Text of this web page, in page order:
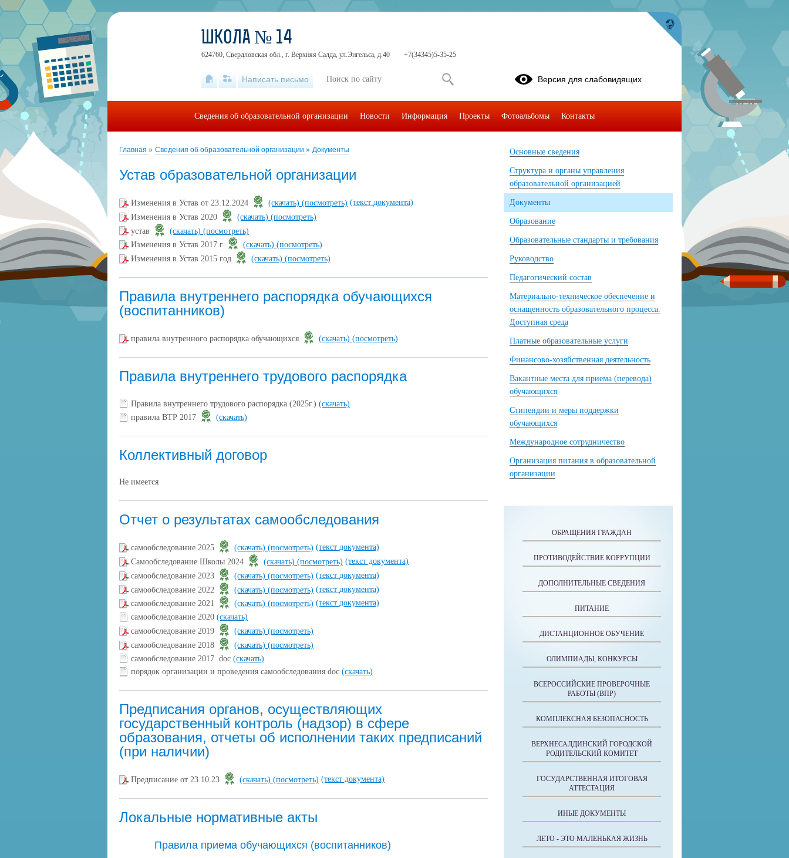
Главная » Сведения об образовательной организации » Документы
Устав образовательной организации
Изменения в Устав от 23.12.2024 (скачать) (посмотреть) (текст документа)
Изменения в Устав 2020
(скачать) (посмотреть)
устав
(скачать) (посмотреть)
Изменения в Устав 2017 г
(скачать) (посмотреть)
Изменения в Устав 2015 год
(скачать) (посмотреть)
Правила внутреннего распорядка обучающихся
(воспитанников)
правила внутренного распорядка обучающихся (скачать) (посмотреть)
Правила внутреннего трудового распорядка
Правила внутреннего трудового распорядка (2025г.) (скачать)
правила ВТР 2017
(скачать)
Коллективный договор
Не имеется
Отчет о результатах самообследования
самообследование 2025 (скачать) (посмотреть) (текст документа)
Самообследование Школы 2024
(скачать) (посмотреть) (текст документа)
самообследование 2023
(скачать) (посмотреть) (текст документа)
самообследование 2022
(скачать) (посмотреть) (текст документа)
самообследование 2021
(скачать) (посмотреть) (текст документа)
самообследование 2020 (скачать)
самообследование 2019
(скачать) (посмотреть)
самообследование 2018
(скачать) (посмотреть)
самообследование 2017 .doc (скачать)
порядок организации и проведения самообследования.doc (скачать)
Предписания органов, осуществляющих
государственный контроль (надзор) в сфере
образования, отчеты об исполнении таких предписаний
(при наличии)
Предписание от 23.10.23 (скачать) (посмотреть) (текст документа)
Локальные нормативные акты
Правила приема обучающихся (воспитанников)
Основные сведения
Структура и органы управления
образовательной организацией
Документы
Образование
Образовательные стандарты и требования
Руководство
Педагогический состав
Материально-техническое обеспечение и
оснащенность образовательного процесса.
Доступная среда
Платные образовательные услуги
Финансово-хозяйственная деятельность
Вакантные места для приема (перевода)
обучающихся
Стипендии и меры поддержки
обучающихся
Международное сотрудничество
Организация питания в образовательной
организации
ОБРАЩЕНИЯ ГРАЖДАН
ПРОТИВОДЕЙСТВИЕ КОРРУПЦИИ
ДОПОЛНИТЕЛЬНЫЕ СВЕДЕНИЯ
ПИТАНИЕ
ДИСТАНЦИОННОЕ ОБУЧЕНИЕ
ОЛИМПИАДЫ, КОНКУРСЫ
ВСЕРОССИЙСКИЕ ПРОВЕРОЧНЫЕ
РАБОТЫ (ВПР)
КОМПЛЕКСНАЯ БЕЗОПАСНОСТЬ
ВЕРХНЕСАЛДИНСКИЙ ГОРОДСКОЙ
РОДИТЕЛЬСКИЙ КОМИТЕТ
ГОСУДАРСТВЕННАЯ ИТОГОВАЯ
АТТЕСТАЦИЯ
ИНЫЕ ДОКУМЕНТЫ
ЛЕТО - ЭТО МАЛЕНЬКАЯ ЖИЗНЬ
ШКОЛА № 14
624760, Свердловская обл., г. Верхняя Салда, ул.Энгельса, д.40 +7(34345)5-35-25
Написать письмо Версия для слабовидящих
Сведения об образовательной организации Новости Информация Проекты Фотоальбомы Контакты